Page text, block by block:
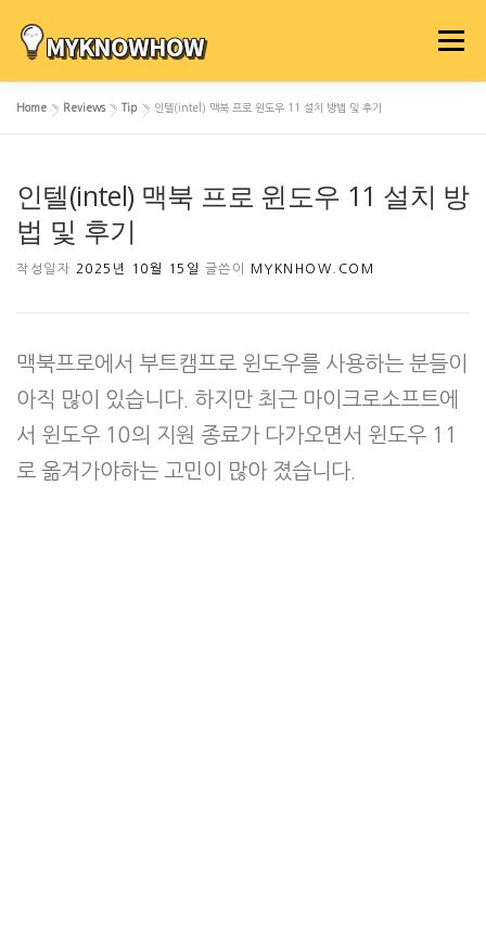
로
메뉴
Home » Reviews» Tip » 인텔(intel) 맥북 프로 윈도우 11 설치 방법 및 후기
인텔(intel) 맥북 프로 윈도우 11 설치 방
법 및 후기
작성일자 2025년 10월 15일 글쓴이 MYKNHOW.COM
맥북프로에서 부트캠프로 윈도우를 사용하는 분들이
아직 많이 있습니다. 하지만 최근 마이크로소프트에
서 윈도우 10의 지원 종료가 다가오면서 윈도우 11
로 옮겨가야하는 고민이 많아 졌습니다.